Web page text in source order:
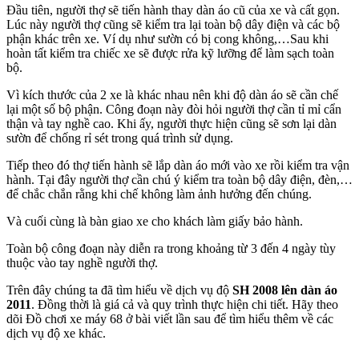
Đầu tiên, người thợ sẽ tiến hành thay dàn áo cũ của xe và cất gọn.
Lúc này người thợ cũng sẽ kiểm tra lại toàn bộ dây điện và các bộ
phận khác trên xe. Ví dụ như sườn có bị cong không,…Sau khi
hoàn tất kiểm tra chiếc xe sẽ được rửa kỹ lưỡng để làm sạch toàn
bộ.
Vì kích thước của 2 xe là khác nhau nên khi độ dàn áo sẽ cần chế
lại một số bộ phận. Công đoạn này đòi hỏi người thợ cần tỉ mỉ cẩn
thận và tay nghề cao. Khi ấy, người thực hiện cũng sẽ sơn lại dàn
sườn để chống rỉ sét trong quá trình sử dụng.
Tiếp theo đó thợ tiến hành sẽ lắp dàn áo mới vào xe rồi kiểm tra vận
hành. Tại đây người thợ cần chú ý kiểm tra toàn bộ dây điện, đèn,…
để chắc chắn rằng khi chế không làm ảnh hưởng đến chúng.
Và cuối cùng là bàn giao xe cho khách làm giấy bảo hành.
Toàn bộ công đoạn này diễn ra trong khoảng từ 3 đến 4 ngày tùy
thuộc vào tay nghề người thợ.
Trên đây chúng ta đã tìm hiểu về dịch vụ độ SH 2008 lên dàn áo
2011. Đồng thời là giá cả và quy trình thực hiện chi tiết. Hãy theo
dõi Đồ chơi xe máy 68 ở bài viết lần sau để tìm hiểu thêm về các
dịch vụ độ xe khác.